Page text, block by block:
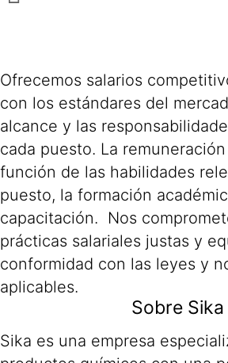
Ofrecemos salarios
con los estándares del
alcance y las
cada puesto. La
función de las habilidades
puesto, la formación
capacitación. Nos
prácticas salariales justas y
conformidad con las leyes y
aplicables.
Sobre Sika
Sika es una empresa